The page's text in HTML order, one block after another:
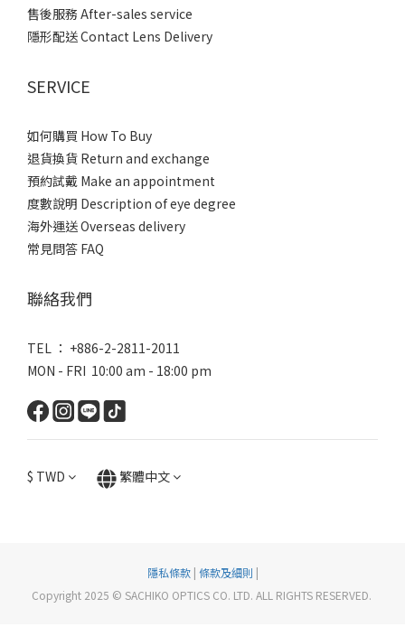
售後服務 After-sales service
隱形配送 Contact Lens Delivery
SERVICE
如何購買 How To Buy
退貨換貨 Return and exchange
預約試戴 Make an appointment
度數說明 Description of eye degree
海外運送 Overseas delivery
常見問答 FAQ
聯絡我們
TEL ： +886-2-2811-2011
MON - FRI 10:00 am - 18:00 pm
$ TWD 繁體中文
隱私條款| 條款及細則 |
Copyright 2025 © SACHIKO OPTICS CO. LTD. ALL RIGHTS RESERVED.